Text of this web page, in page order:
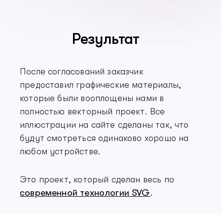
Результат
После согласований заказчик
предоставил графические материалы,
которые были вооплощены нами в
полностью векторный проект. Все
иллюстрации на сайте сделаны так, что
будут смотреться одинаково хорошо на
любом устройстве.
Это проект, который сделан весь по
современной технологии SVG.